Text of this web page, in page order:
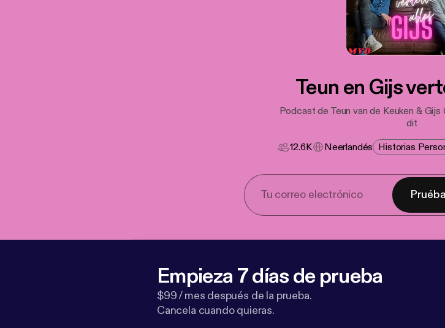
Teun en Gijs
Podcast de Teun van de Keuken &
dit
12.6K
Neerlandés Historias
Empieza 7 días de prueba
$99 / mes después de la prueba.
Cancela cuando quieras.